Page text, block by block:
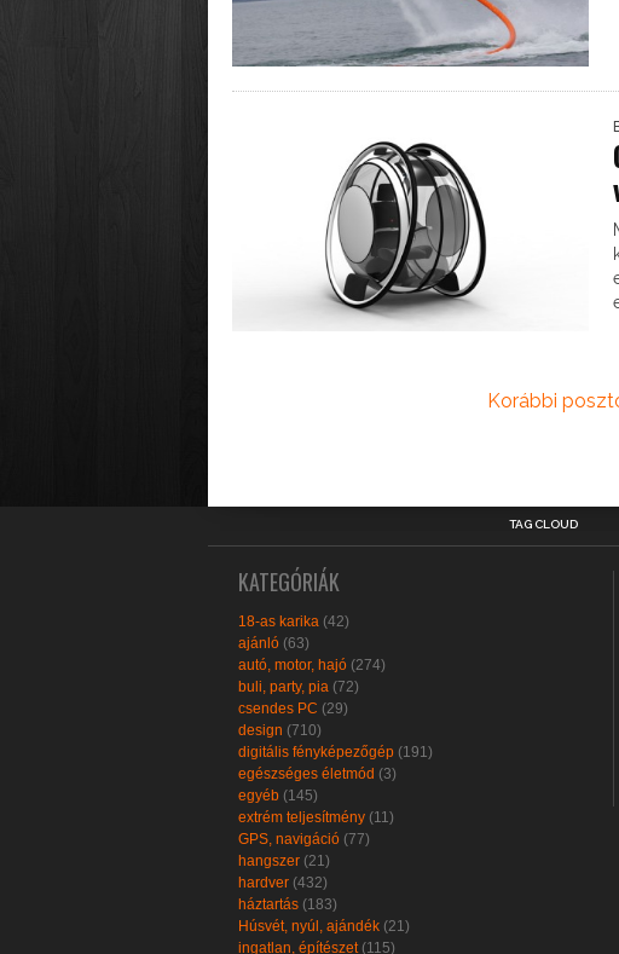
Korábbi
TAG CLOUD
KATEGÓRIÁK
18-as karika (42)
ajánló (63)
autó, motor, hajó (274)
buli, party, pia (72)
csendes PC (29)
design (710)
digitális fényképezőgép (191)
egészséges életmód (3)
egyéb (145)
extrém teljesítmény (11)
GPS, navigáció (77)
hangszer (21)
hardver (432)
háztartás (183)
Húsvét, nyúl, ajándék (21)
ingatlan, építészet(115)